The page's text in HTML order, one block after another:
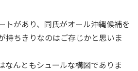
トがあり、同氏がオール沖縄候補を
持ちきりなのはご存じかと思いま
なんともシュールな構図でありま